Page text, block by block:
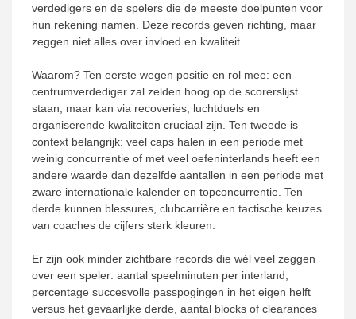
verdedigers en de spelers die de meeste doelpunten voor
hun rekening namen. Deze records geven richting, maar
zeggen niet alles over invloed en kwaliteit.
Waarom? Ten eerste wegen positie en rol mee: een
centrumverdediger zal zelden hoog op de scorerslijst
staan, maar kan via recoveries, luchtduels en
organiserende kwaliteiten cruciaal zijn. Ten tweede is
context belangrijk: veel caps halen in een periode met
weinig concurrentie of met veel oefeninterlands heeft een
andere waarde dan dezelfde aantallen in een periode met
zware internationale kalender en topconcurrentie. Ten
derde kunnen blessures, clubcarrière en tactische keuzes
van coaches de cijfers sterk kleuren.
Er zijn ook minder zichtbare records die wél veel zeggen
over een speler: aantal speelminuten per interland,
percentage succesvolle passpogingen in het eigen helft
versus het gevaarlijke derde, aantal blocks of clearances